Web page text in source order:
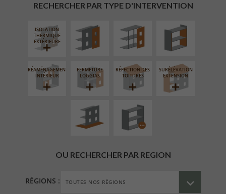
RECHERCHER PAR TYPE D'INTERVENTION
ISOLATION
THERMIQUE
EXTÉRIEURE
LINÉAIRE
INTÉRIEURE
RÉAMÉNAGEMENT
INTÉRIEUR
FERMETURE
LOGGIAS
RÉFECTION DES
TOITURES
SURÉLÉVATION
EXTENSION
AMÉNAGEMENT
EXTÉRIEUR
PROCÉDÉ
PARTICULIER
OU RECHERCHER PAR REGION
RÉGIONS :